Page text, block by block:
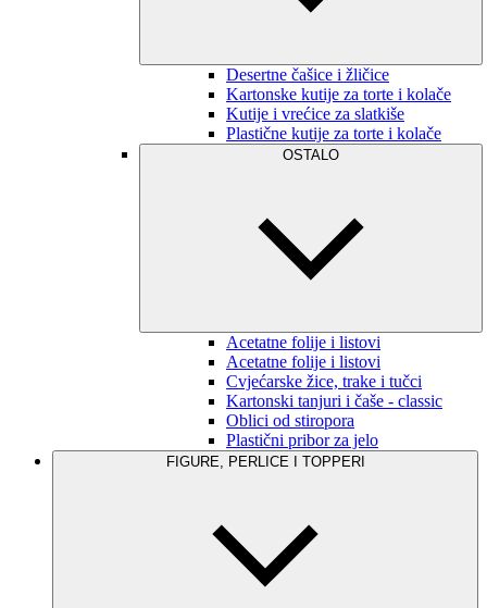
Desertne čašice i žličice
Kartonske kutije za torte i kolače
Kutije i vrećice za slatkiše
Plastične kutije za torte i kolače
OSTALO
Acetatne folije i listovi
Acetatne folije i listovi
Cvjećarske žice, trake i tučci
Kartonski tanjuri i čaše - classic
Oblici od stiropora
Plastični pribor za jelo
FIGURE, PERLICE I TOPPERI